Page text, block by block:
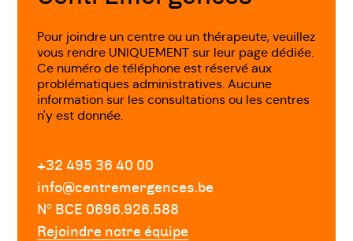
Pour joindre un centre ou un thérapeute, veuillez
vous rendre UNIQUEMENT sur leur page dédiée.
Ce numéro de téléphone est réservé aux
problématiques administratives. Aucune
information sur les consultations ou les centres
n'y est donnée.
+32 495 36 40 00
info@centremergences.be
Nº BCE 0696.926.588
Rejoindre notre équipe